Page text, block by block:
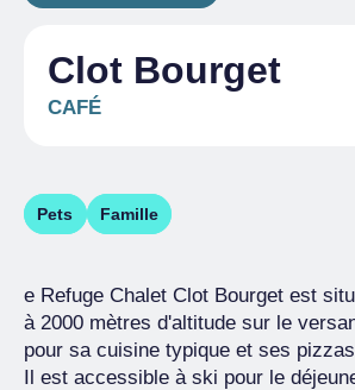
Clot Bourget
CAFÉ
Pets Famille
e Refuge Chalet Clot Bourget est
à 2000 mètres d'altitude sur le
pour sa cuisine typique et ses
Il est accessible à ski pour le